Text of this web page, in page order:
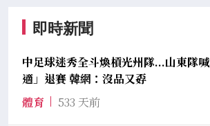
即時新聞
中足球迷秀全斗煥槓光州隊...山東隊
適」退賽 韓網：沒品又孬
體育
533 天前